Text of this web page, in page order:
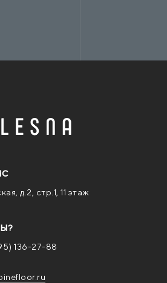
д.2, стр.1, 11 этаж
136-27-88